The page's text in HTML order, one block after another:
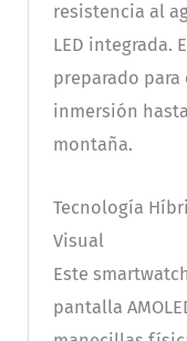
resistencia al
LED integrada.
preparado
inmersión
montaña.
Tecnología
Visual
Este
pantalla